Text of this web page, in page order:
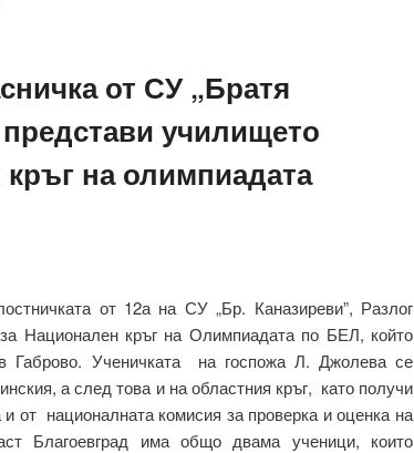
от СУ „Братя
училището
на олимпиадата
от 12а на СУ „Бр. Каназиреви”, Разлог
Национален кръг на Олимпиадата по БЕЛ, който
Габрово. Ученичката на госпожа Л. Джолева се
а след това и на областния кръг, като получи
от националната комисия за проверка и оценка на
Благоевград има общо двама ученици, които